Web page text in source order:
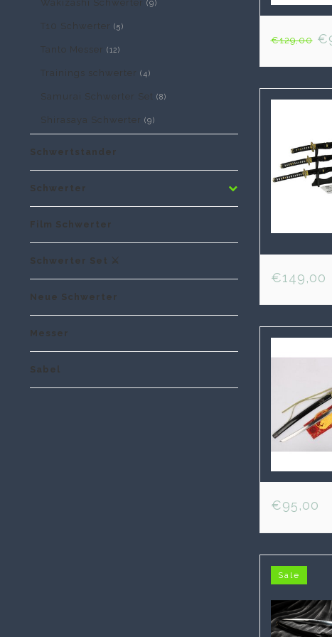
Wakizashi Schwerter (9)
T10 Schwerter (5)
Tanto Messer (12)
Trainings schwerter (4)
Samurai Schwerter Set (8)
Shirasaya Schwerter (9)
Schwertstander
Schwerter
Film Schwerter
Schwerter Set ⚔️
Neue Schwerter
Messer
Sabel
€129,00
€149,00
€95,00
Sale